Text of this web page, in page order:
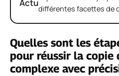
Actudifférentes facettes de
Quelles sont les
pour réussir la copie
complexe avec